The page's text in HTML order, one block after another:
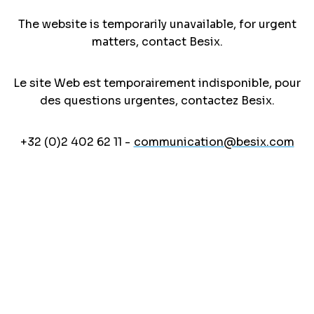
The website is temporarily unavailable, for urgent
matters, contact Besix.
Le site Web est temporairement indisponible, pour
des questions urgentes, contactez Besix.
+32 (0)2 402 62 11 - communication@besix.com